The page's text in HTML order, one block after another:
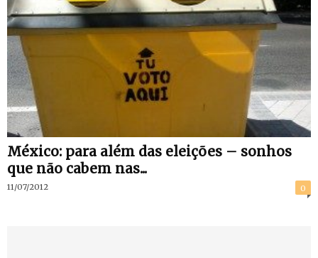
México: para além das eleições – sonhos
que não cabem nas...
11/07/2012 0